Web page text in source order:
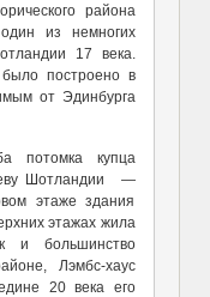
района
из немногих
17 века.
построено в
от Эдинбурга
потомка купца
Шотландии —
этаже здания
этажах жила
и большинство
Лэмбс-хаус
20 века его